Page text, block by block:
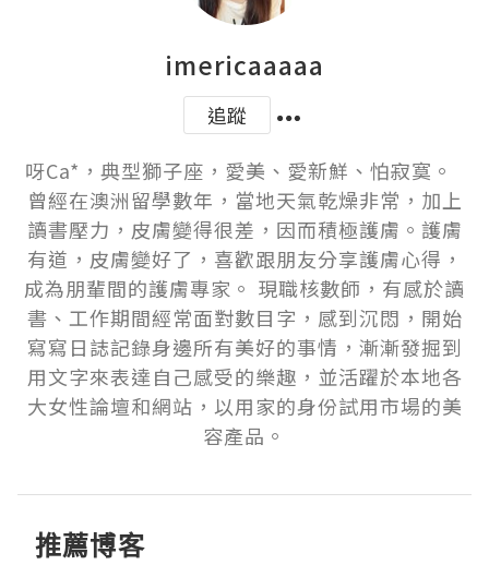
imericaaaaa
追蹤
呀Ca*，典型獅子座，愛美、愛新鮮、怕寂寞。
曾經在澳洲留學數年，當地天氣乾燥非常，加上
讀書壓力，皮膚變得很差，因而積極護膚。護膚
有道，皮膚變好了，喜歡跟朋友分享護膚心得，
成為朋輩間的護膚專家。 現職核數師，有感於讀
書、工作期間經常面對數目字，感到沉悶，開始
寫寫日誌記錄身邊所有美好的事情，漸漸發掘到
用文字來表達自己感受的樂趣，並活躍於本地各
大女性論壇和網站，以用家的身份試用市場的美
容產品。
推薦博客